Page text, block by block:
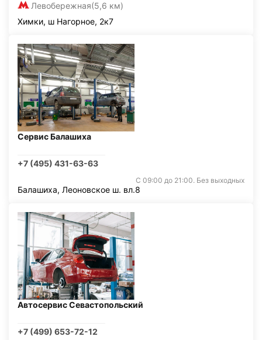
Левобережная(5,6 км)
Химки, ш Нагорное, 2к7
Сервис Балашиха
+7 (495) 431-63-63
С 09:00 до 21:00. Без выходных
Балашиха, Леоновское ш. вл.8
Автосервис Севастопольский
+7 (499) 653-72-12